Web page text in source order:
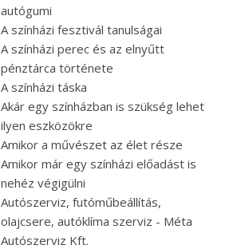
autógumi
A színházi fesztivál tanulságai
A színházi perec és az elnyűtt
pénztárca története
A színházi táska
Akár egy színházban is szükség lehet
ilyen eszközökre
Amikor a művészet az élet része
Amikor már egy színházi előadást is
nehéz végigülni
Autószerviz, futóműbeállítás,
olajcsere, autóklíma szerviz - Méta
Autószerviz Kft.